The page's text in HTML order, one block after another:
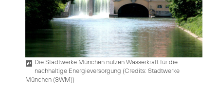
Die Stadtwerke München nutzen Wasserkraft für die
nachhaltige Energieversorgung (Credits: Stadtwerke
München (SWM))